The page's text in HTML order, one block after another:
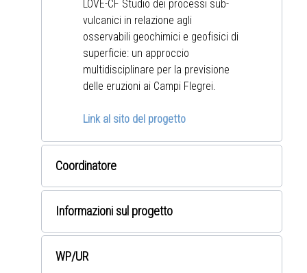
LOVE-CF Studio dei processi sub-
vulcanici in relazione agli
osservabili geochimici e geofisici di
superficie: un approccio
multidisciplinare per la previsione
delle eruzioni ai Campi Flegrei.
Link al sito del progetto
Coordinatore
Informazioni sul progetto
WP/UR